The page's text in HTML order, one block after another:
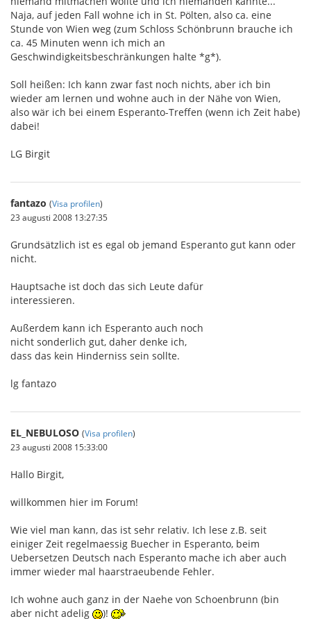
Naja, auf jeden Fall wohne ich in St. Pölten, also ca. eine
Stunde von Wien weg (zum Schloss Schönbrunn brauche ich
ca. 45 Minuten wenn ich mich an
Geschwindigkeitsbeschränkungen halte *g*).
Soll heißen: Ich kann zwar fast noch nichts, aber ich bin
wieder am lernen und wohne auch in der Nähe von Wien,
also wär ich bei einem Esperanto-Treffen (wenn ich Zeit habe)
dabei!
LG Birgit
fantazo (Visa profilen)
23 augusti 2008 13:27:35
Grundsätzlich ist es egal ob jemand Esperanto gut kann oder
nicht.
Hauptsache ist doch das sich Leute dafür
interessieren.
Außerdem kann ich Esperanto auch noch
nicht sonderlich gut, daher denke ich,
dass das kein Hinderniss sein sollte.
lg fantazo
EL_NEBULOSO (Visa profilen)
23 augusti 2008 15:33:00
Hallo Birgit,
willkommen hier im Forum!
Wie viel man kann, das ist sehr relativ. Ich lese z.B. seit
einiger Zeit regelmaessig Buecher in Esperanto, beim
Uebersetzen Deutsch nach Esperanto mache ich aber auch
immer wieder mal haarstraeubende Fehler.
Ich wohne auch ganz in der Naehe von Schoenbrunn (bin
aber nicht adelig
)!